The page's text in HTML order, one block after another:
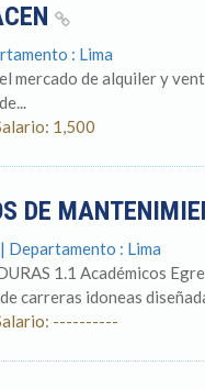
: Lima
mercado de alquiler y
1,500
DE
Departamento : Lima
1.1 Académicos
carreras idoneas
----------